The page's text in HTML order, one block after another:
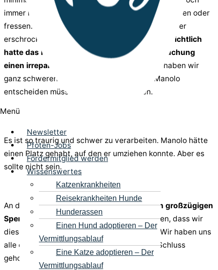
Menü
Newsletter
Pfoten-Jobs
Fördermitglied werden
Wissenswertes
Katzenkrankheiten
Reisekrankheiten Hunde
Hunderassen
Einen Hund adoptieren – Der
Vermittlungsablauf
Eine Katze adoptieren – Der
Vermittlungsablauf
immer nicht stehen und laufen, keinen Urin absetzen oder
fressen. Ganz schnell ging es zum Haustierarzt, der
erschrocken über Manolos Zustand war.
Offensichtlich
hatte das Nervensystem nach dieser Untersuchung
einen irreparablen Schaden erlitten
, und so haben wir
ganz schweren Herzens und im Sinne von Manolo
entscheiden müssen, ihn gehen zu lassen.
Es ist so traurig und schwer zu verarbeiten. Manolo hätte
einen Platz gehabt, auf den er umziehen konnte. Aber es
sollte nicht sein.
An dieser Stelledanken wir von Herzen den großzügigen
SpenderInnen,die es möglich gemacht haben, dass wir
diese Tierarztrechnung begleichen können. Wir haben uns
alle ein Happy End gewünscht und bis zum Schluss
gehofft.